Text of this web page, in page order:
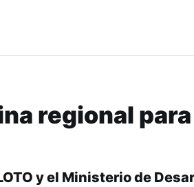
regional
y el Ministerio de